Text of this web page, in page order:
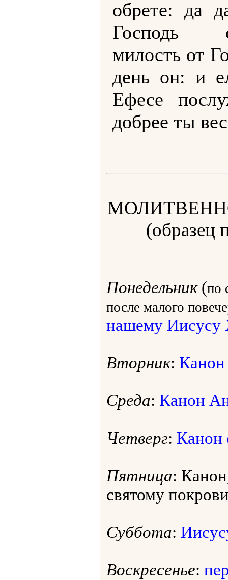
обрете: да
Господь
милость от
день он: и
Ефесе
добрее ты
(образец
Понедельник(по
после малого
нашему Иисусу
Вторник: Канон
Среда: Канон
Четверг: Канон
Пятница:
святому
Суббота:
Воскресенье: